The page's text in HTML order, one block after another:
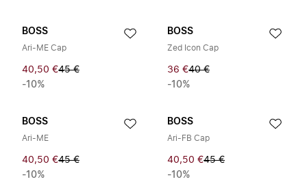
BOSS
Ari-ME Cap
40,50 €45 €
-10%
BOSS
Zed Icon Cap
36 €40 €
-10%
BOSS
Ari-ME
40,50 €45 €
-10%
BOSS
Ari-FB Cap
40,50 €45 €
-10%